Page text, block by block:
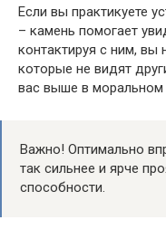
Если вы практикуете
– камень помогает
контактируя с ним, вы
которые не видят
вас выше в моральном
Важно! Оптимально
так сильнее и ярче
способности.